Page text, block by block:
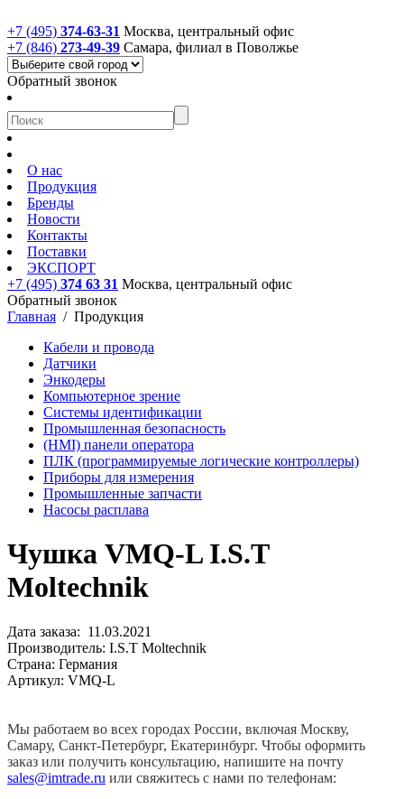
+7 (495) 374-63-31 Москва, центральный офис
+7 (846) 273-49-39 Самара, филиал в Поволжье
Обратный звонок
О нас
Продукция
Бренды
Новости
Контакты
Поставки
ЭКСПОРТ
+7 (495) 374 63 31 Москва, центральный офис
Обратный звонок
Главная / Продукция
Кабели и провода
Датчики
Энкодеры
Компьютерное зрение
Системы идентификации
Промышленная безопасность
(HMI) панели оператора
ПЛК (программируемые логические контроллеры)
Приборы для измерения
Промышленные запчасти
Насосы расплава
Чушка VMQ-L I.S.T
Moltechnik
Дата заказа: 11.03.2021
Производитель: I.S.T Moltechnik
Страна: Германия
Артикул: VMQ-L
Мы работаем во всех городах России, включая Москву,
Самару, Санкт-Петербург, Екатеринбург. Чтобы оформить
заказ или получить консультацию, напишите на почту
sales@imtrade.ru или свяжитесь с нами по телефонам: